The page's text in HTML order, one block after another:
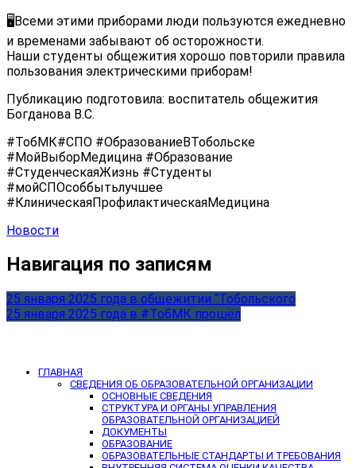
🖥️Всеми этими приборами люди пользуются ежедневно
и временами забывают об осторожности.
Наши студенты общежития хорошо повторили правила
пользования электрическими приборам!
Публикацию подготовила: воспитатель общежития
Богданова В.С.
#ТобМК#СПО #ОбразованиеВТобольске
#МойВыборМедицина #Образование
#СтуденческаяЖизнь #Студенты
#мойСПОсоббытьлучшее
#КлиническаяПрофилактическаяМедицина
Новости
Навигация по записям
25 января 2025 года в общежитии “Тобольского
25 января 2025 года в #ТобМК прошёл
ГЛАВНАЯ
СВЕДЕНИЯ ОБ ОБРАЗОВАТЕЛЬНОЙ ОРГАНИЗАЦИИ
ОСНОВНЫЕ СВЕДЕНИЯ
СТРУКТУРА И ОРГАНЫ УПРАВЛЕНИЯ
ОБРАЗОВАТЕЛЬНОЙ ОРГАНИЗАЦИЕЙ
ДОКУМЕНТЫ
ОБРАЗОВАНИЕ
ОБРАЗОВАТЕЛЬНЫЕ СТАНДАРТЫ И ТРЕБОВАНИЯ